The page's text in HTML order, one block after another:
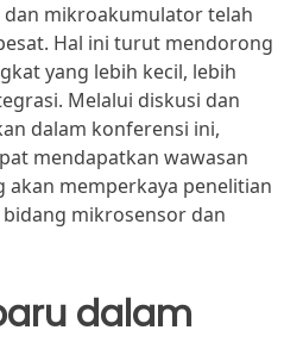
mikroakumulator telah
Hal ini turut mendorong
yang lebih kecil, lebih
Melalui diskusi dan
dalam konferensi ini,
mendapatkan wawasan
akan memperkaya penelitian
mikrosensor dan
dalam